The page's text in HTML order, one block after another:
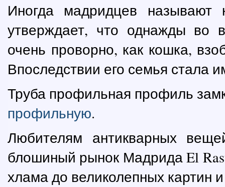
Иногда мадридцев
утверждает, что однажды во
очень проворно, как кошка,
Впоследствии его семья стала
Труба профильная профиль
профильную.
Любителям антикварных
блошиный рынок Мадрида El
хлама до великолепных картин